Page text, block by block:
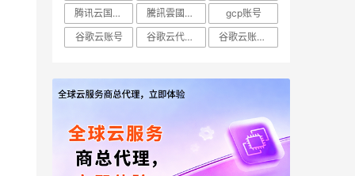
腾讯云国际版
騰訊雲國際站
gcp账号
谷歌云账号
谷歌云代理商 谷歌云账号购买